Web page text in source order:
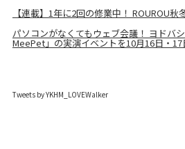
【連載】1年に2回の修業中！ ROUROU秋
パソコンがなくてもウェブ会議！ ヨドバ
MeePet」の実演イベントを10月16日・17
Tweets by YKHM_LOVEWalker